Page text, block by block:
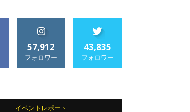
57,912
フォロワー
43,835
フォロワー
イベントレポート